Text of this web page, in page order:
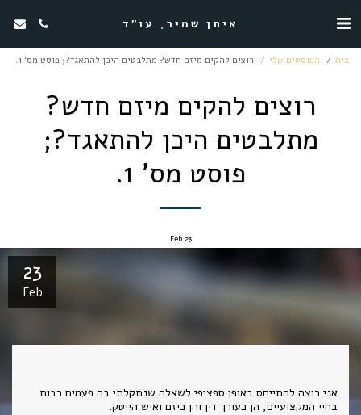
איתן שמיר, עו"ד
בית הפוסטים שלי רוצים להקים מיזם חדש? מתלבטים היכן להתאגד?; פוסט מס' 1.
רוצים להקים מיזם חדש?
מתלבטים היכן להתאגד?;
פוסט מס' 1.
23
Feb
23
Feb
אני רוצה להתייחס באופן ספציפי לשאלה שנתקלתי בה פעמים רבות
בחיי המקצועיים, הן כעורך דין והן כיזם ואיש הייטק.